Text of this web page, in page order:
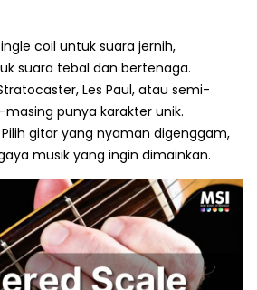
coil untuk suara jernih,
suara tebal dan bertenaga.
Les Paul, atau semi-
punya karakter unik.
Pilih gitar yang nyaman digenggam,
musik yang ingin dimainkan.